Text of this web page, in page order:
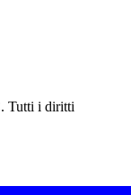
Tutti i diritti